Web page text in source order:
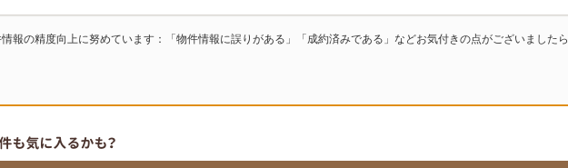
報の精度向上に努めています：「物件情報に誤りがある」「成約済みである」などお気付きの点がございましたら